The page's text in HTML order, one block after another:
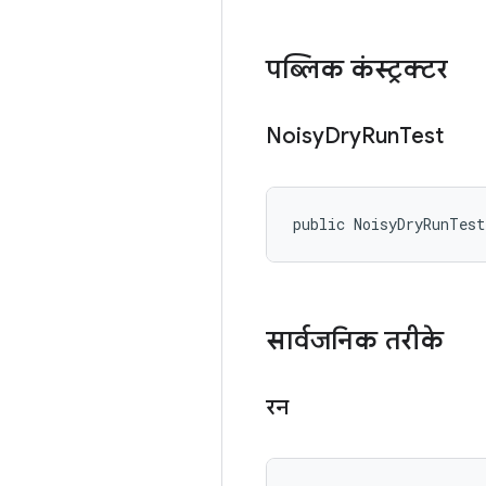
पब्लिक कंस्ट्रक्टर
NoisyDryRunTest
public
सार्वजनिक तरीके
रन